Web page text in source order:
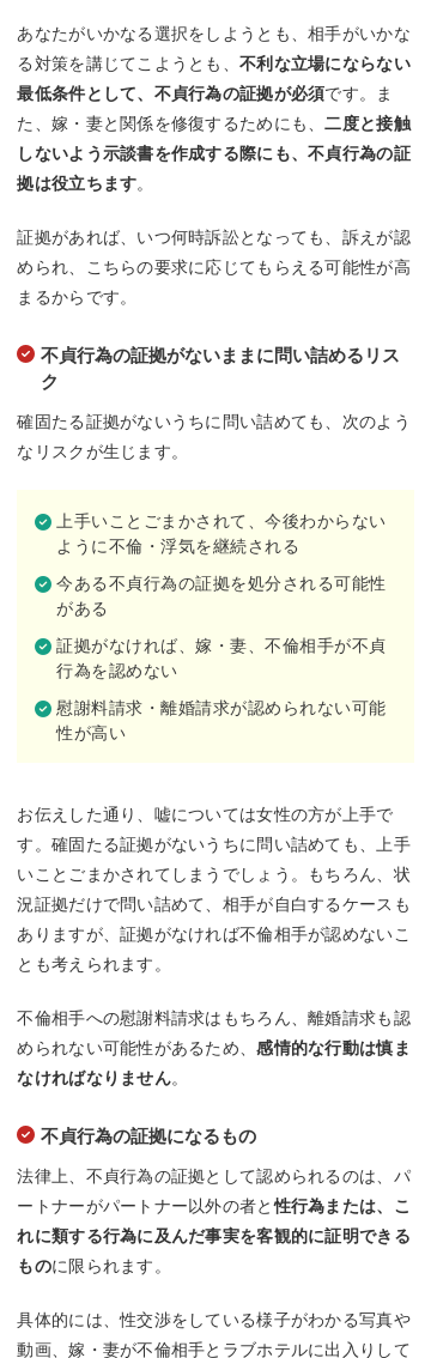
あなたがいかなる選択をしようとも、相手がいかな
る対策を講じてこようとも、不利な立場にならない
最低条件として、不貞行為の証拠が必須です。ま
た、嫁・妻と関係を修復するためにも、二度と接触
しないよう示談書を作成する際にも、不貞行為の証
拠は役立ちます。
証拠があれば、いつ何時訴訟となっても、訴えが認
められ、こちらの要求に応じてもらえる可能性が高
まるからです。
不貞行為の証拠がないままに問い詰めるリス
ク
確固たる証拠がないうちに問い詰めても、次のよう
なリスクが生じます。
上手いことごまかされて、今後わからない
ように不倫・浮気を継続される
今ある不貞行為の証拠を処分される可能性
がある
証拠がなければ、嫁・妻、不倫相手が不貞
行為を認めない
慰謝料請求・離婚請求が認められない可能
性が高い
お伝えした通り、嘘については女性の方が上手で
す。確固たる証拠がないうちに問い詰めても、上手
いことごまかされてしまうでしょう。もちろん、状
況証拠だけで問い詰めて、相手が自白するケースも
ありますが、証拠がなければ不倫相手が認めないこ
とも考えられます。
不倫相手への慰謝料請求はもちろん、離婚請求も認
められない可能性があるため、感情的な行動は慎ま
なければなりません。
不貞行為の証拠になるもの
法律上、不貞行為の証拠として認められるのは、パ
ートナーがパートナー以外の者と性行為または、こ
れに類する行為に及んだ事実を客観的に証明できる
ものに限られます。
具体的には、性交渉をしている様子がわかる写真や
動画、嫁・妻が不倫相手とラブホテルに出入りして